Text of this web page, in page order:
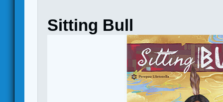
Sitting Bull